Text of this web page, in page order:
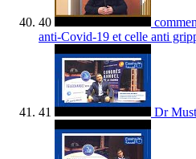
40
anti-Covid-19 et celle anti
41 Dr